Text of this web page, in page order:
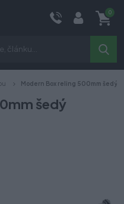
0
Modern Box reling 500mm šedý
šedý